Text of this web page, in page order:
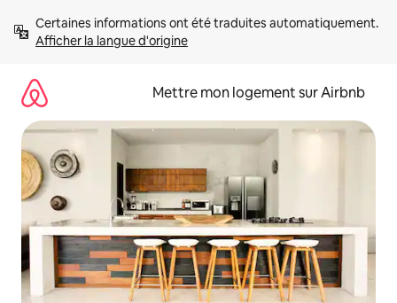
directement
Afficher la langue d'origine
Mettre mon logement sur Airbnb